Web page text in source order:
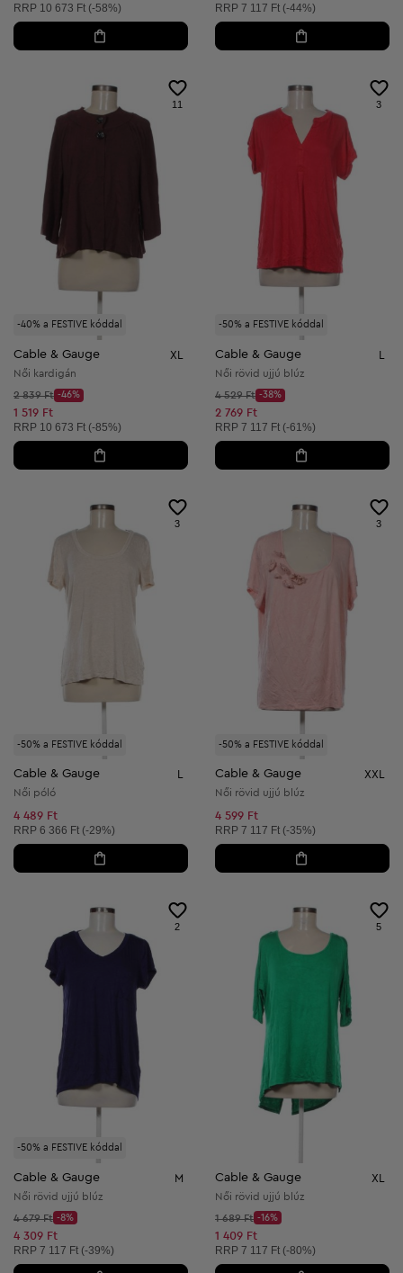
Ajánlott ár:
RRP 10 673 Ft (-58%) Ajánlott ár:
RRP 7 117 Ft (-44%)
-40% a FESTIVE kóddal
11
Cable & Gauge XL
Női kardigán
Kezdő ár:
2 839 Ft
Discount Price:
-46%
Csökkentett ár:
1 519 Ft
Ajánlott ár:
RRP 10 673 Ft (-85%)
-50% a FESTIVE kóddal
3
Cable & Gauge
Női rövid ujjú blúz
Kezdő ár:
4 529 Ft
Discount Price:
-38%
Csökkentett ár:
2 769 Ft
Ajánlott ár:
RRP 7 117 Ft (-61%)
-50% a FESTIVE kóddal
3
Cable & Gauge
Női póló
4 489 Ft
Ajánlott ár:
RRP 6 366 Ft (-29%)
-50% a FESTIVE kóddal
3
Cable & Gauge XXL
Női rövid ujjú blúz
4 599 Ft
Ajánlott ár:
RRP 7 117 Ft (-35%)
-50% a FESTIVE kóddal
2
Cable & Gauge M
Női rövid ujjú blúz
Kezdő ár:
4 679 Ft
Discount Price:
-8%
Csökkentett ár:
4 309 Ft
Ajánlott ár:
RRP 7 117 Ft (-39%)
5
Cable & Gauge XL
Női rövid ujjú blúz
Kezdő ár:
1 689 Ft
Discount Price:
-16%
Csökkentett ár:
1 409 Ft
Ajánlott ár:
RRP 7 117 Ft (-80%)